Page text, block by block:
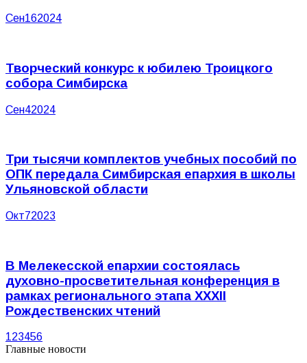
Сен162024
Творческий конкурс к юбилею Троицкого
собора Симбирска
Сен42024
Три тысячи комплектов учебных пособий по
ОПК передала Симбирская епархия в школы
Ульяновской области
Окт72023
В Мелекесской епархии состоялась
духовно-просветительная конференция в
рамках регионального этапа XXXII
Рождественских чтений
123456
Главные новости